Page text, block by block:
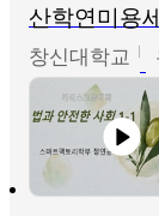
산학연미용
창신대학교